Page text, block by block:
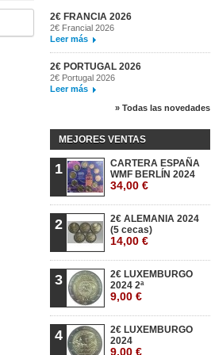
2€ FRANCIA 2026
2€ Francial 2026
Leer más
2€ PORTUGAL 2026
2€ Portugal 2026
Leer más
» Todas las novedades
MEJORES VENTAS
1
CARTERA ESPAÑA
WMF BERLÍN 2024
34,00 €
2
2€ ALEMANIA 2024
(5 cecas)
14,00 €
3
2€ LUXEMBURGO
2024 2ª
9,00 €
4
2€ LUXEMBURGO
2024
9,00 €